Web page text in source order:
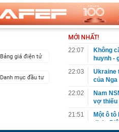
Bảng giá điện tử
Danh mục đầu tư
MỚI NHẤT!
22:07
Không
huynh -
22:03
Ukraine
của Nga
22:02
Nam
vợ thiếu
21:51
Một ô
định: